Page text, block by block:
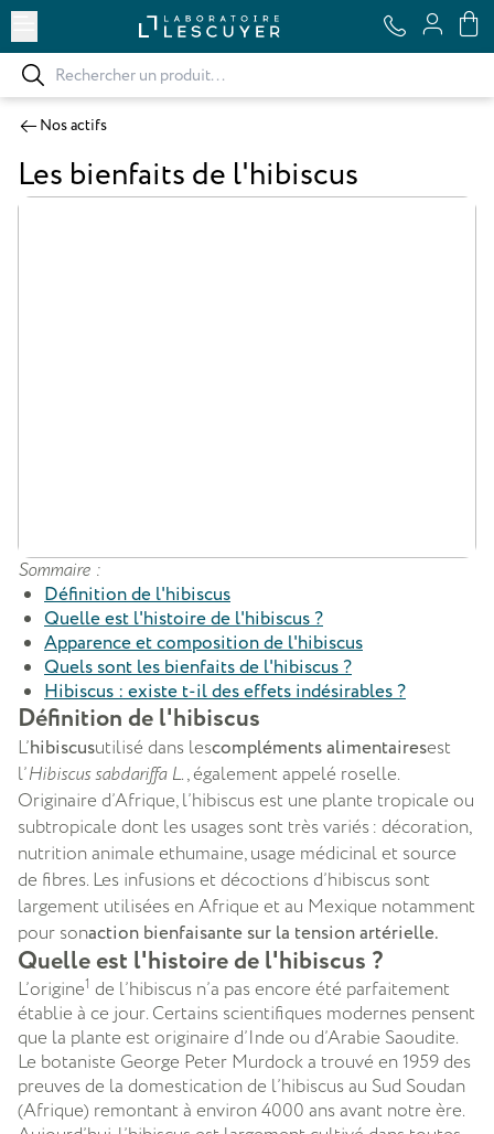
Nos actifs
Les bienfaits de l'hibiscus
Sommaire :
Définition de l'hibiscus
Quelle est l'histoire de l'hibiscus ?
Apparence et composition de l'hibiscus
Quels sont les bienfaits de l'hibiscus ?
Hibiscus : existe t-il des effets indésirables ?
Définition de l'hibiscus
L’hibiscusutilisé dans lescompléments alimentairesest
l’Hibiscus sabdariffa L., également appelé roselle.
Originaire d’Afrique, l’hibiscus est une plante tropicale ou
subtropicale dont les usages sont très variés : décoration,
nutrition animale ethumaine, usage médicinal et source
de fibres. Les infusions et décoctions d’hibiscus sont
largement utilisées en Afrique et au Mexique notamment
pour sonaction bienfaisante sur la tension artérielle.
Quelle est l'histoire de l'hibiscus ?
L’origine1 de l’hibiscus n’a pas encore été parfaitement
établie à ce jour. Certains scientifiques modernes pensent
que la plante est originaire d’Inde ou d’Arabie Saoudite.
Le botaniste George Peter Murdock a trouvé en 1959 des
preuves de la domestication de l’hibiscus au Sud Soudan
(Afrique) remontant à environ 4000 ans avant notre ère.